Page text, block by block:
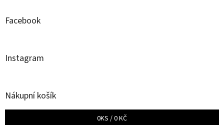
Facebook
Instagram
Nákupní košík
0KS /0 KČ